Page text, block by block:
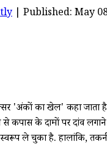
| Published: May
'अंकों का खेल' कहा जाता
से कपास के दामों पर दांव
ले चुका है. हालांकि,